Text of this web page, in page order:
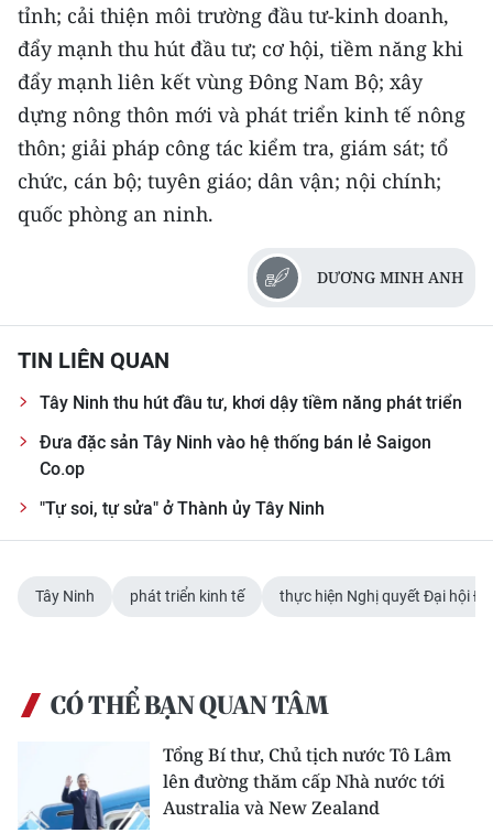
tỉnh; cải thiện môi trường đầu tư-kinh doanh,
đẩy mạnh thu hút đầu tư; cơ hội, tiềm năng khi
đẩy mạnh liên kết vùng Đông Nam Bộ; xây
dựng nông thôn mới và phát triển kinh tế nông
thôn; giải pháp công tác kiểm tra, giám sát; tổ
chức, cán bộ; tuyên giáo; dân vận; nội chính;
quốc phòng an ninh.
DƯƠNG MINH ANH
TIN LIÊN QUAN
Tây Ninh thu hút đầu tư, khơi dậy tiềm năng phát triển
Đưa đặc sản Tây Ninh vào hệ thống bán lẻ Saigon
Co.op
"Tự soi, tự sửa" ở Thành ủy Tây Ninh
Tây Ninh phát triển kinh tế thực hiện Nghị quyết Đại hội
CÓ THỂ BẠN QUAN TÂM
Tổng Bí thư, Chủ tịch nước Tô Lâm
lên đường thăm cấp Nhà nước tới
Australia và New Zealand